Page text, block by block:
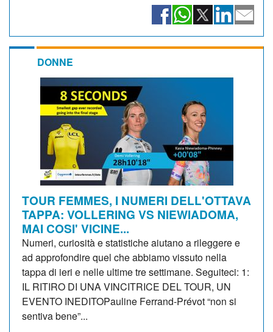
DONNE
TOUR FEMMES, I NUMERI DELL'OTTAVA
TAPPA: VOLLERING VS NIEWIADOMA,
MAI COSI' VICINE...
Numeri, curiosità e statistiche aiutano a rileggere e
ad approfondire quel che abbiamo vissuto nella
tappa di ieri e nelle ultime tre settimane. Seguiteci: 1:
IL RITIRO DI UNA VINCITRICE DEL TOUR, UN
EVENTO INEDITOPauline Ferrand-Prévot “non si
sentiva bene”...